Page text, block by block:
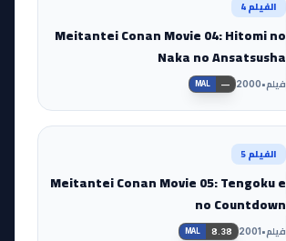
الفيلم 4
Meitantei Conan Movie 04: Hitomi no
Naka no Ansatsusha
فيلم•
2000
MAL —
الفيلم 5
Meitantei Conan Movie 05: Tengoku e
no Countdown
فيلم•
2001
MAL 8.38